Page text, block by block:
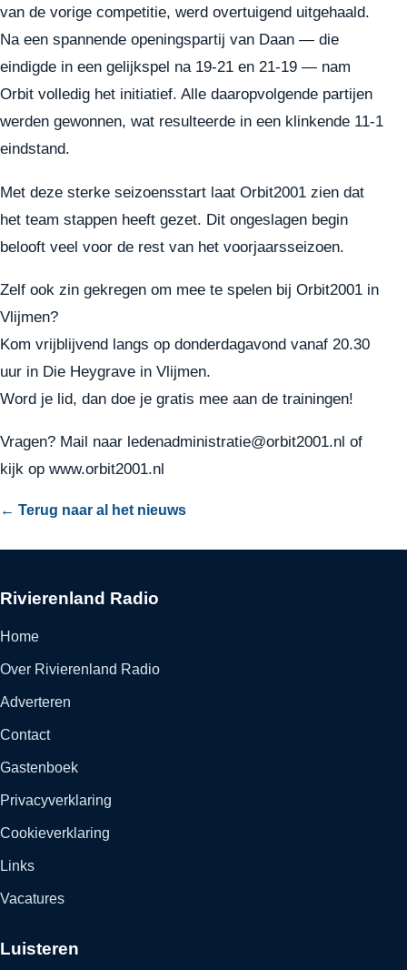
van de vorige competitie, werd overtuigend uitgehaald.
Na een spannende openingspartij van Daan — die
eindigde in een gelijkspel na 19-21 en 21-19 — nam
Orbit volledig het initiatief. Alle daaropvolgende partijen
werden gewonnen, wat resulteerde in een klinkende 11-1
eindstand.
Met deze sterke seizoensstart laat Orbit2001 zien dat
het team stappen heeft gezet. Dit ongeslagen begin
belooft veel voor de rest van het voorjaarsseizoen.
Zelf ook zin gekregen om mee te spelen bij Orbit2001 in
Vlijmen?
Kom vrijblijvend langs op donderdagavond vanaf 20.30
uur in Die Heygrave in Vlijmen.
Word je lid, dan doe je gratis mee aan de trainingen!
Vragen? Mail naar ledenadministratie@orbit2001.nl of
kijk op www.orbit2001.nl
← Terug naar al het nieuws
Rivierenland Radio
Home
Over Rivierenland Radio
Adverteren
Contact
Gastenboek
Privacyverklaring
Cookieverklaring
Links
Vacatures
Luisteren